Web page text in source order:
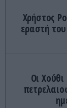
Χρήστος
εραστή
Οι